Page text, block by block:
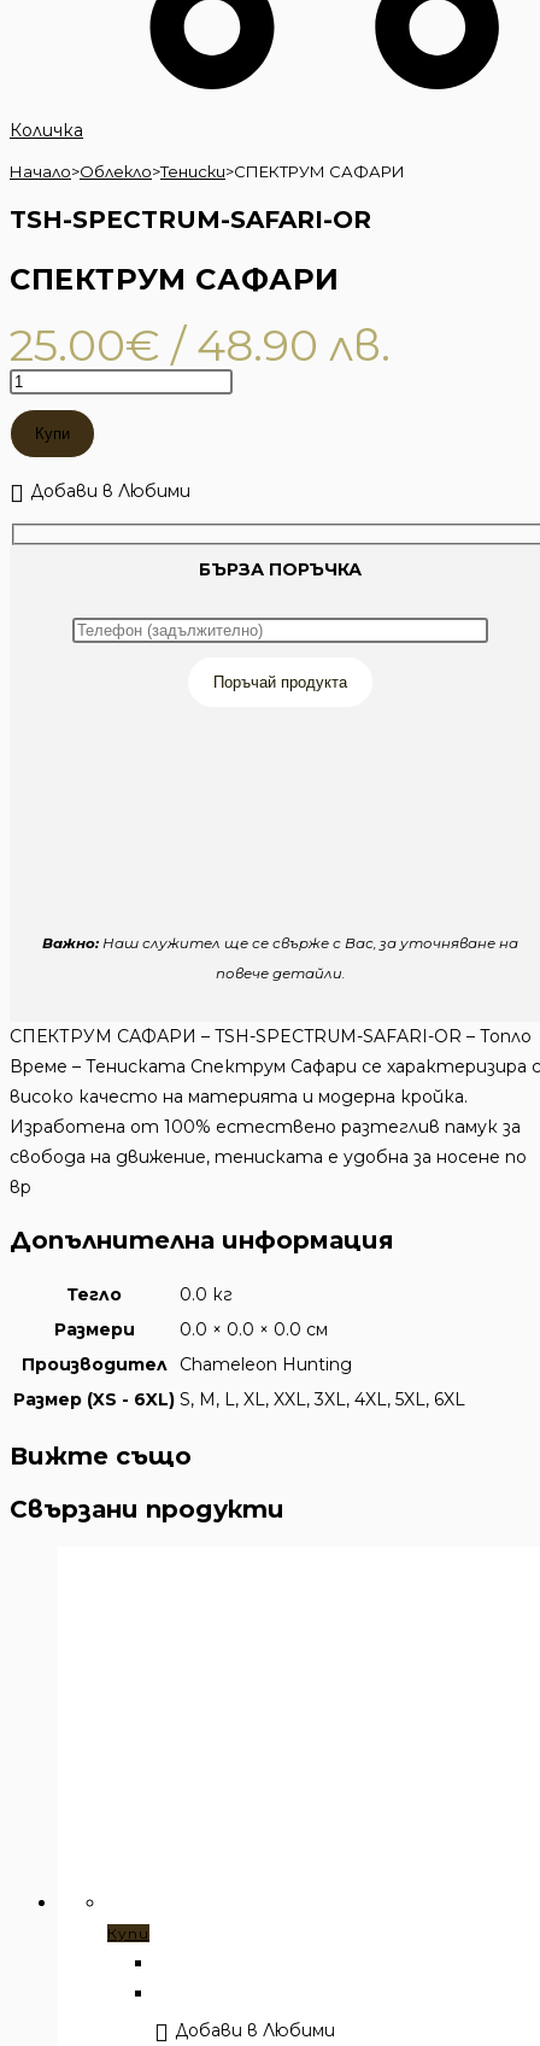
Количка
Начало>Облекло>Тениски>СПЕКТРУМ САФАРИ
TSH-SPECTRUM-SAFARI-OR
СПЕКТРУМ САФАРИ
25.00€ / 48.90 лв.
количество
за
СПЕКТРУМ
Купи
Добави в Любими
БЪРЗА ПОРЪЧКА
Поръчай продукта
Важно:Наш служител ще се свърже с Вас, за уточняване на
повече детайли.
СПЕКТРУМ САФАРИ – TSH-SPECTRUM-SAFARI-OR – Топло
Време – Тениската Спектрум Сафари се характеризира с
високо качесто на материята и модерна кройка.
Изработена от 100% естествено разтеглив памук за
свобода на движение, тениската е удобна за носене по
вр
Допълнителна информация
Тегло
0.0 кг
Размери
0.0 × 0.0 × 0.0 см
Производител
Chameleon Hunting
Размер (XS - 6XL) S, M, L, XL, XXL, 3XL, 4XL, 5XL, 6XL
Вижте също
Свързани продукти
Купи
Добави в Любими